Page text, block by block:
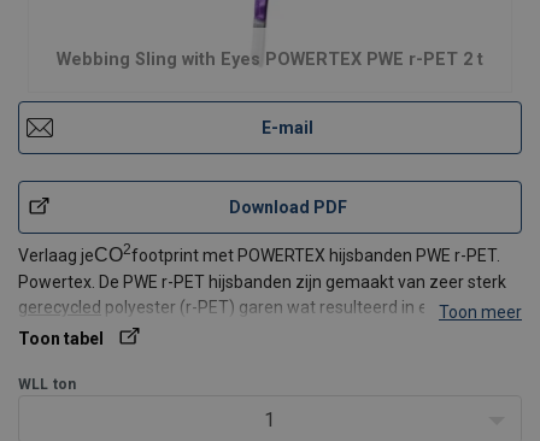
Webbing Sling with Eyes POWERTEX PWE r-PET 2 t
E-mail
Download PDF
Verlaag jeCO2footprint met POWERTEX hijsbanden PWE r-PET.
Powertex. De PWE r-PET hijsbanden zijn gemaakt van zeer sterk
gerecycled polyester (r-PET) garen wat resulteerd in een
behoorlijke
CO2-reductie tot wel 60%*
Toon meer
Toon tabel
WLL ton
1